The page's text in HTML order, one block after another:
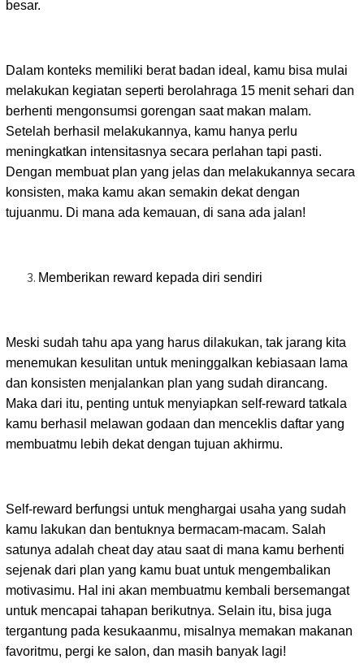
besar.
Dalam konteks memiliki berat badan ideal, kamu bisa mulai
melakukan kegiatan seperti berolahraga 15 menit sehari dan
berhenti mengonsumsi gorengan saat makan malam.
Setelah berhasil melakukannya, kamu hanya perlu
meningkatkan intensitasnya secara perlahan tapi pasti.
Dengan membuat plan yang jelas dan melakukannya secara
konsisten, maka kamu akan semakin dekat dengan
tujuanmu. Di mana ada kemauan, di sana ada jalan!
Memberikan reward kepada diri sendiri
Meski sudah tahu apa yang harus dilakukan, tak jarang kita
menemukan kesulitan untuk meninggalkan kebiasaan lama
dan konsisten menjalankan plan yang sudah dirancang.
Maka dari itu, penting untuk menyiapkan self-reward tatkala
kamu berhasil melawan godaan dan menceklis daftar yang
membuatmu lebih dekat dengan tujuan akhirmu.
Self-reward berfungsi untuk menghargai usaha yang sudah
kamu lakukan dan bentuknya bermacam-macam. Salah
satunya adalah cheat day atau saat di mana kamu berhenti
sejenak dari plan yang kamu buat untuk mengembalikan
motivasimu. Hal ini akan membuatmu kembali bersemangat
untuk mencapai tahapan berikutnya. Selain itu, bisa juga
tergantung pada kesukaanmu, misalnya memakan makanan
favoritmu, pergi ke salon, dan masih banyak lagi!